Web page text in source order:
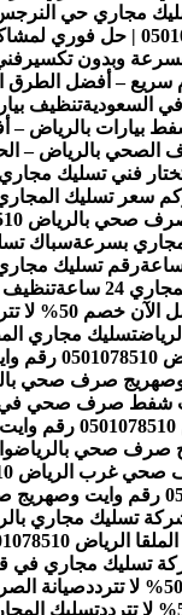
مجاري حي النرجس
وبدون تكسير
سريع – أفضل الطرق
السعوديةتنظيف
بيارات
بالرياض – الحل
فني تسليك
كم سعر تسليك المجاري
0501078510 رقم وايت وصهريج صرف صحي بالرياض
بسرعةسباك
رقم تسليك مجاري
ساعة تنظيف البيارات
تسليك مجاري المطابخ بالرياض
في الرياض 0501078510 رقم وايت وصهريج
رقم وايت وصهريج صرف صحي بالرياض
خصم 50% اتصل الآن
مجاري في قرناطة الرياض
صيانة الصرف الصحي
تسليك المجاري في الحمام